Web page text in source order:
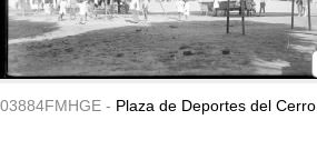
03884FMHGE - Plaza de Deportes del Cerro.